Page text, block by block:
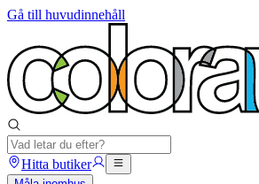
Gå till huvudinnehåll
Hitta butiker